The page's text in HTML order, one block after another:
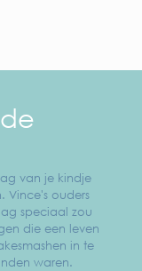
van je kindje
Vince's ouders
speciaal zou
die een leven
in te
waren.